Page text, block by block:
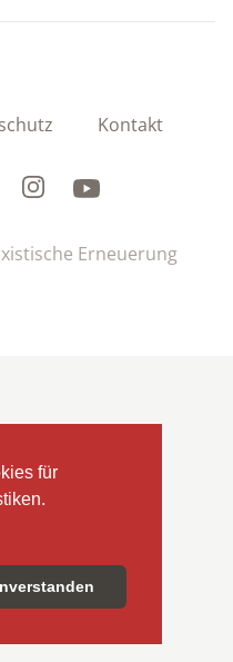
für
Kontakt
InstagramYoutube
Erneuerung